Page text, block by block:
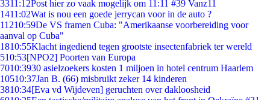
3311:12Post hier zo vaak mogelijk om 11:11 #39 Vanz11
1411:02Wat is nou een goede jerrycan voor in de auto ?
11210:59De VS framen Cuba: "Amerikaanse voorbereiding voor
aanval op Cuba"
1810:55Klacht ingediend tegen grootste insectenfabriek ter wereld
510:53[NPO2] Poorten van Europa
7010:3930 asielzoekers kosten 1 miljoen in hotel centrum Haarlem
10510:37Jan B. (66) misbruikt zeker 14 kinderen
3810:34[Eva vd Wijdeven] geruchten over dakloosheid